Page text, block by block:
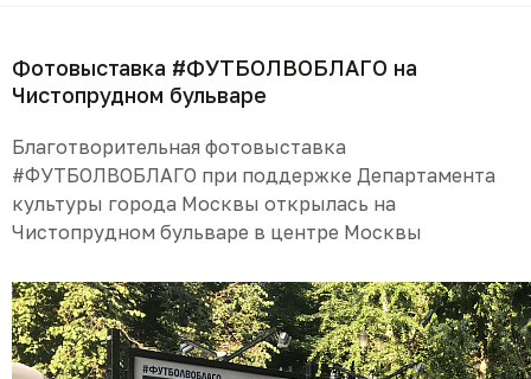
Фотовыставка #ФУТБОЛВОБЛАГО на
Чистопрудном бульваре
Благотворительная фотовыставка
#ФУТБОЛВОБЛАГО при поддержке Департамента
культуры города Москвы открылась на
Чистопрудном бульваре в центре Москвы